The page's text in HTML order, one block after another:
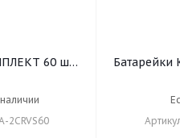
60 шт.,
2CRVS60
24А),